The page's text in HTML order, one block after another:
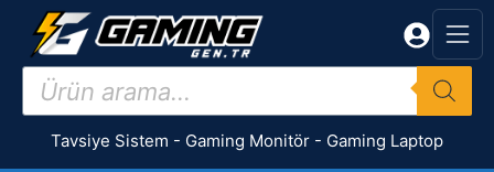
İçeriğe
Products
search
Tavsiye Sistem - Gaming Monitör - Gaming Laptop